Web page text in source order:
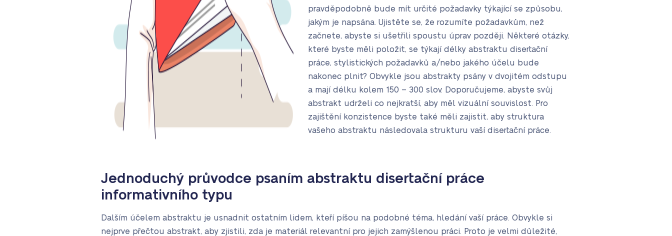
pravděpodobně bude mít určité požadavky týkající se způsobu,
jakým je napsána. Ujistěte se, že rozumíte požadavkům, než
začnete, abyste si ušetřili spoustu úprav později. Některé otázky,
které byste měli položit, se týkají délky abstraktu disertační
práce, stylistických požadavků a/nebo jakého účelu bude
nakonec plnit? Obvykle jsou abstrakty psány v dvojitém odstupu
a mají délku kolem 150 – 300 slov. Doporučujeme, abyste svůj
abstrakt udrželi co nejkratší, aby měl vizuální souvislost. Pro
zajištění konzistence byste také měli zajistit, aby struktura
vašeho abstraktu následovala strukturu vaší disertační práce.
Jednoduchý průvodce psaním abstraktu disertační práce
informativního typu
Dalším účelem abstraktu je usnadnit ostatním lidem, kteří píšou na podobné téma, hledání vaší práce. Obvykle si
nejprve přečtou abstrakt, aby zjistili, zda je materiál relevantní pro jejich zamýšlenou práci. Proto je velmi důležité,